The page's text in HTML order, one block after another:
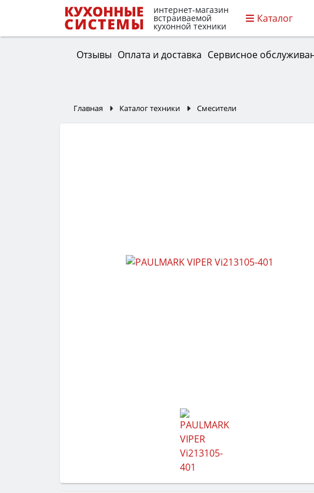
интернет-магазин
встраиваемой
кухонной техники
Каталог
Отзывы Оплата и доставка Сервисное
Главная Каталог техники Смесители